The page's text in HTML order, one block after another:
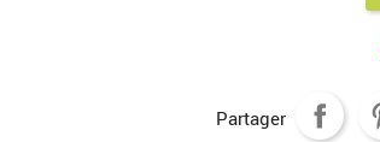
Partager